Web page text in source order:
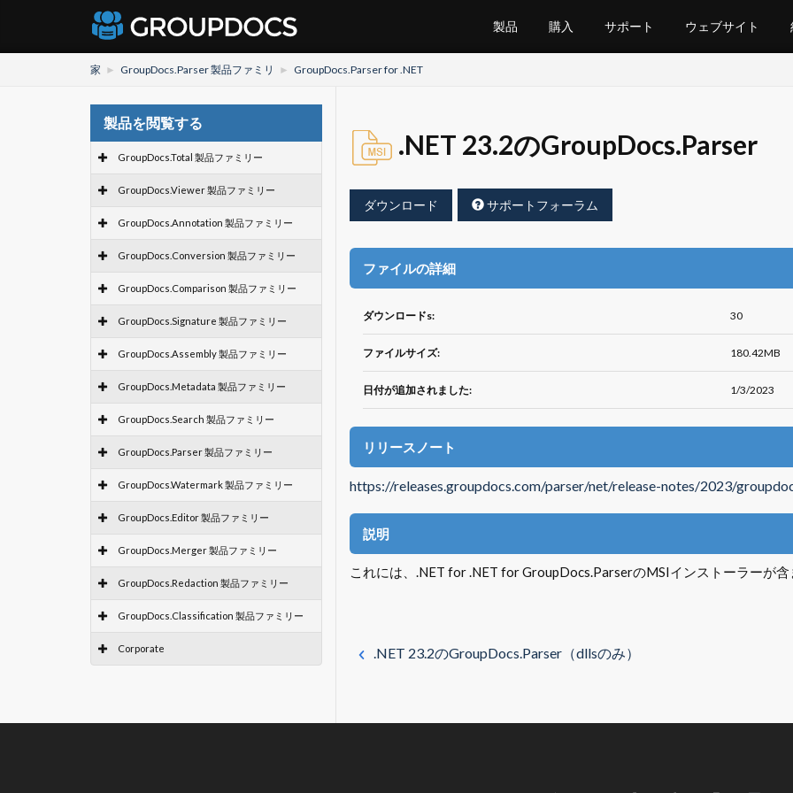
製品 購入 サポート ウェブサイト
家 GroupDocs.Parser 製品ファミリ GroupDocs.Parser for .NET
製品を閲覧する
GroupDocs.Total 製品ファミリー
GroupDocs.Viewer 製品ファミリー
GroupDocs.Annotation 製品ファミリー
GroupDocs.Conversion 製品ファミリー
GroupDocs.Comparison 製品ファミリー
GroupDocs.Signature 製品ファミリー
GroupDocs.Assembly 製品ファミリー
GroupDocs.Metadata 製品ファミリー
GroupDocs.Search 製品ファミリー
GroupDocs.Parser 製品ファミリー
GroupDocs.Watermark 製品ファミリー
GroupDocs.Editor 製品ファミリー
GroupDocs.Merger 製品ファミリー
GroupDocs.Redaction 製品ファミリー
GroupDocs.Classification 製品ファミリー
Corporate
.NET 23.2のGroupDocs.Parser
ダウンロード サポートフォーラム
ファイルの詳細
ダウンロードs: 30
ファイルサイズ: 180.42MB
日付が追加されました: 1/3/2023
リリースノート
https://releases.groupdocs.com/parser/net/release-notes/2023/
説明
これには、.NET for .NET for GroupDocs.ParserのMSIインストーラーが
.NET 23.2のGroupDocs.Parser（dllsのみ）